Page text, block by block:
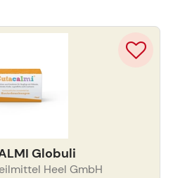
Globuli
Heel GmbH